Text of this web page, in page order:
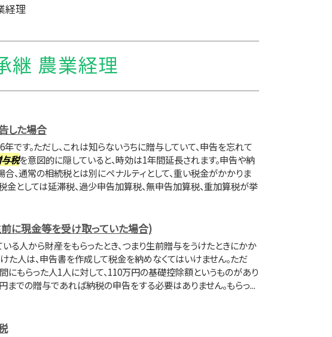
経理
継 農業経理
した場合
です。ただし、これは知らないうちに贈与していて、申告を忘れて
税を意図的に隠していると、時効は1年間延長されます。申告や納
、通常の相続税とは別にペナルティとして、重い税金がかかりま
税金としては延滞税、過少申告加算税、無申告加算税、重加算税が挙
に現金等を受け取っていた場合)
いる人から財産をもらったとき、つまり生前贈与をうけたときにかか
けた人は、申告書を作成して税金を納めなくてはいけません。ただ
にもらった人1人に対して、110万円の基礎控除額というものがあり
までの贈与であれば納税の申告をする必要はありません。もらっ...